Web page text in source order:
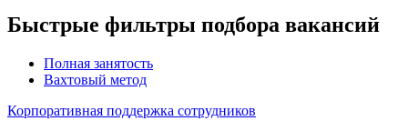
Быстрые фильтры подбора вакансий
Полная занятость
Вахтовый метод
Корпоративная поддержка сотрудников